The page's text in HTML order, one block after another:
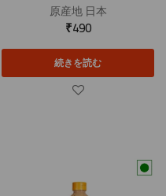
原産地日本
₹490
続きを読む